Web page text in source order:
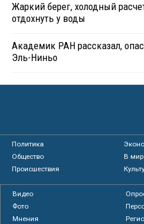
Жаркий берег, холодный
отдохнуть у воды
Академик РАН рассказал,
Эль-Ниньо
Политика
Общество
В
Происшествия
Видео
Фото
Мнения